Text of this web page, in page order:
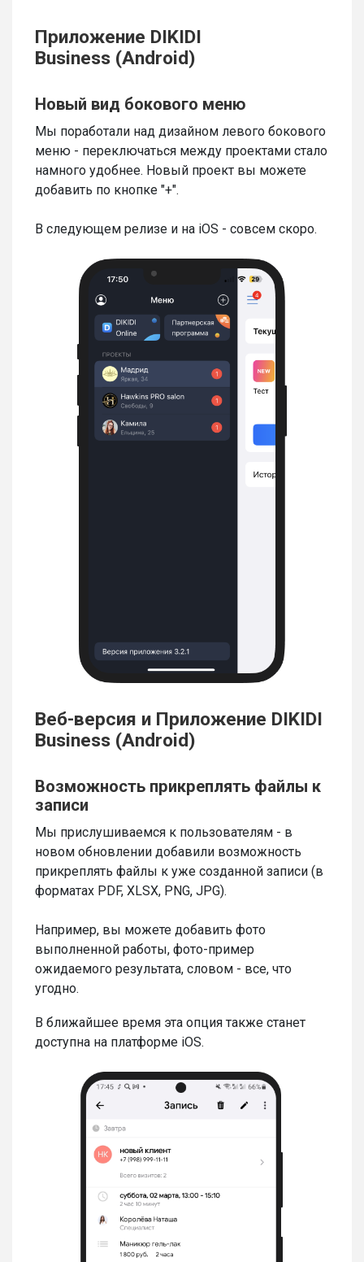
Приложение DIKIDI
Business (Android)
Новый вид бокового меню
Мы поработали над дизайном левого бокового
меню - переключаться между проектами стало
намного удобнее. Новый проект вы можете
добавить по кнопке "+".
В следующем релизе и на iOS - совсем скоро.
Веб-версия и Приложение DIKIDI
Business (Android)
Возможность прикреплять файлы к
записи
Мы прислушиваемся к пользователям - в
новом обновлении добавили возможность
прикреплять файлы к уже созданной записи (в
форматах PDF, XLSX, PNG, JPG).
Например, вы можете добавить фото
выполненной работы, фото-пример
ожидаемого результата, словом - все, что
угодно.
В ближайшее время эта опция также станет
доступна на платформе iOS.